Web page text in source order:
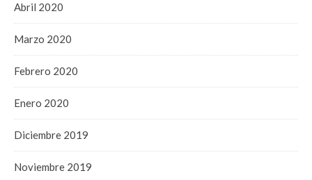
Abril 2020
Marzo 2020
Febrero 2020
Enero 2020
Diciembre 2019
Noviembre 2019